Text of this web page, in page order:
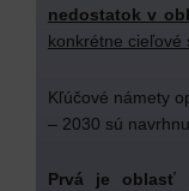
nedostatok v
konkrétne cieľové
Kľúčové námety
– 2030 sú
Prvá je oblasť